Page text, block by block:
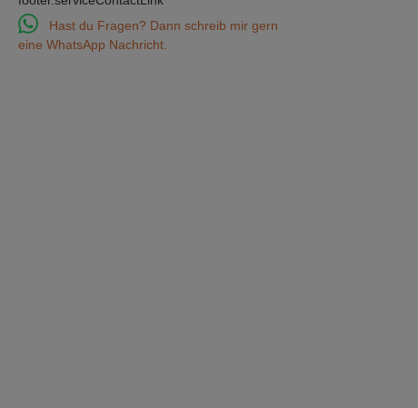
Hast du Fragen? Dann schreib mir gern
eine WhatsApp Nachricht.